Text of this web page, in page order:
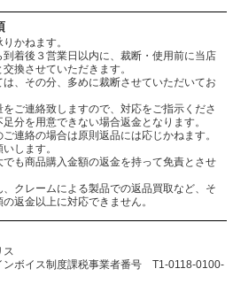
かねます。
着後３営業日以内に、裁断・使用前に当店
換させていただきます。
、その分、多めに裁断させていただいてお
ご連絡致しますので、対応をご指示くださ
分を用意できない場合返金となります。
連絡の場合は原則返品には応じかねます。
します。
も商品購入金額の返金を持って免責とさせ
クレームによる製品での返品買取など、そ
返金以上に対応できません。
ス
ボイス制度課税事業者番号 T1-0118-0100-